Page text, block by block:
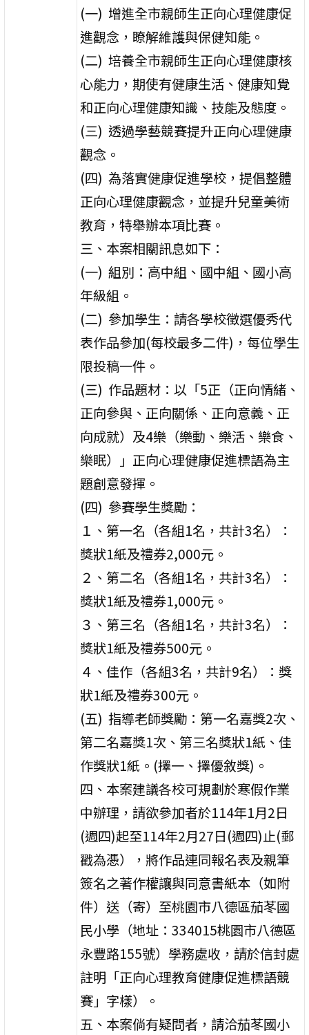
(一) 增進全市親師生正向心理健康促
進觀念，瞭解維護與保健知能。
(二) 培養全市親師生正向心理健康核
心能力，期使有健康生活、健康知覺
和正向心理健康知識、技能及態度。
(三) 透過學藝競賽提升正向心理健康
觀念。
(四) 為落實健康促進學校，提倡整體
正向心理健康觀念，並提升兒童美術
教育，特舉辦本項比賽。
三、本案相關訊息如下：
(一) 組別：高中組、國中組、國小高
年級組。
(二) 參加學生：請各學校徵選優秀代
表作品參加(每校最多二件)，每位學生
限投稿一件。
(三) 作品題材：以「5正（正向情緒、
正向參與、正向關係、正向意義、正
向成就）及4樂（樂動、樂活、樂食、
樂眠）」正向心理健康促進標語為主
題創意發揮。
(四) 參賽學生獎勵：
１、第一名（各組1名，共計3名）：
獎狀1紙及禮券2,000元。
２、第二名（各組1名，共計3名）：
獎狀1紙及禮券1,000元。
３、第三名（各組1名，共計3名）：
獎狀1紙及禮券500元。
４、佳作（各組3名，共計9名）：獎
狀1紙及禮券300元。
(五) 指導老師獎勵：第一名嘉獎2次、
第二名嘉獎1次、第三名獎狀1紙、佳
作獎狀1紙。(擇一、擇優敘獎)。
四、本案建議各校可規劃於寒假作業
中辦理，請欲參加者於114年1月2日
(週四)起至114年2月27日(週四)止(郵
戳為慿），將作品連同報名表及親筆
簽名之著作權讓與同意書紙本（如附
件）送（寄）至桃園市八德區茄苳國
民小學（地址：334015桃園市八德區
永豐路155號）學務處收，請於信封處
註明「正向心理教育健康促進標語競
賽」字樣）。
五、本案倘有疑問者，請洽茄苳國小